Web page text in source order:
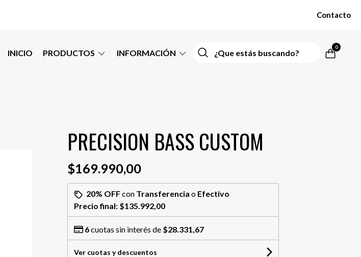
Contacto
INICIO PRODUCTOS INFORMACIÓN
0
PRECISION BASS CUSTOM
$169.990,00
20% OFFcon Transferencia o Efectivo
Precio final: $135.992,00
6cuotas sin interés de $28.331,67
Ver cuotas y descuentos